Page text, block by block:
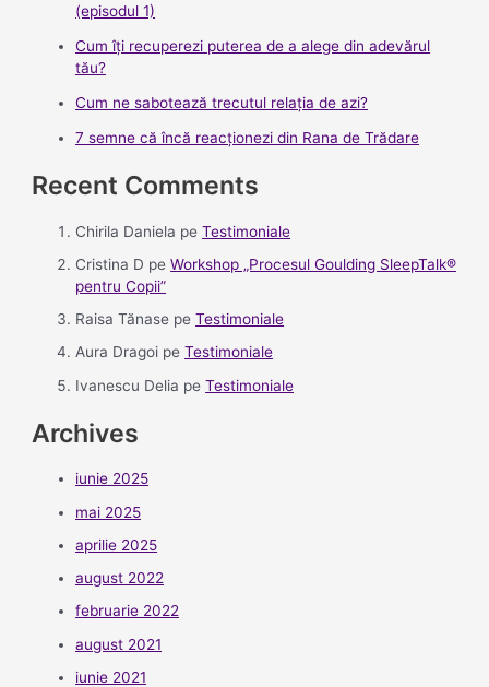
(episodul 1)
Cum îți recuperezi puterea de a alege din adevărul
tău?
Cum ne sabotează trecutul relația de azi?
7 semne că încă reacționezi din Rana de Trădare
Recent Comments
Chirila Daniela peTestimoniale
Cristina D peWorkshop „Procesul Goulding SleepTalk®
pentru Copii”
Raisa Tănase peTestimoniale
Aura Dragoi peTestimoniale
Ivanescu Delia peTestimoniale
Archives
iunie 2025
mai 2025
aprilie 2025
august 2022
februarie 2022
august 2021
iunie 2021